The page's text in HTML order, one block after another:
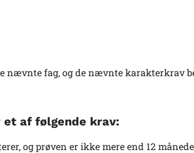
nævnte fag, og de nævnte karakterkrav
et af følgende krav:
og prøven er ikke mere end 12